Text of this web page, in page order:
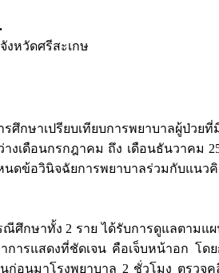
งหวัดศรีสะเกษ
รศึกษาเปรียบเทียบการพยาบาลผู้ป่ว
างเดือนกรกฎาคม ถึง เดือนธันวาคม
ดข้อวินิจฉัยการพยาบาลร่วมกับแนว
ศึกษาทั้ง 2 ราย ได้รับการดูแลตามแ
การแสดงที่ชัดเจน คือเจ็บหน้าอก โ
อนมาโรงพยาบาล 2 ชั่วโมง ตรวจค